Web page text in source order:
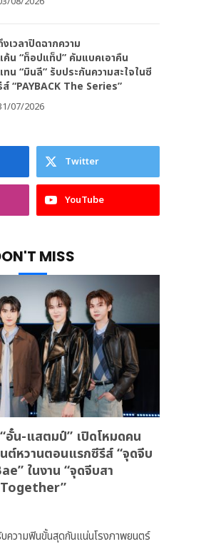
งเวลาปิดฉากความ
ค้น “ท็อปแท็ป” คัมแบคเอาคืน
ทน “มินลี” รับประกันความสะใจในซี
ส์ “PAYBACK The Series”
07/2026
Twitter
YouTube
MISS
อั๋น-แสตมป์” เปิดโหมดคน
ต์หวานตอนแรกซีรีส์ “จุดจีบ
ในงาน “จุดจีบสา
ความฟินขั้นสุดกันแน่นโรงภาพยนตร์